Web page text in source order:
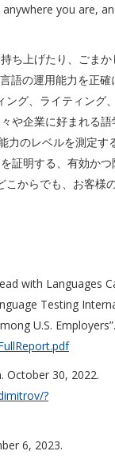
you are,
ち上げたり、ごま
の運用能力を正確
グ、ライティング
や企業に好まれる語
力のレベルを測定す
証明する、有効か
からでも、お客様
with Languages
Testing
U.S. Employers”.
October 30, 2022.
?
6, 2023.